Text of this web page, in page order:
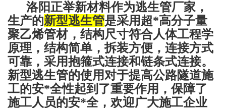
洛阳正举新材料作为逃生管厂家，
生产的新型逃生管是采用超*高分子量
聚乙烯管材 ，结构尺寸符合人体工程学
原理，结构简单，拆装方便，连接方式
可靠 ， 采用抱箍式连接和链条式连接。
新型逃生管的使用对于提高公路隧道施
工的安*全性起到了重要作用，保障了
施工人员的安*全，欢迎广大施工企业